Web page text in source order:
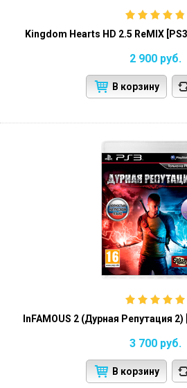
Kingdom Hearts HD 2.5 ReMIX
2 900 руб.
В корзину
InFAMOUS 2 (Дурная Репутация 2)
3 700 руб.
В корзину